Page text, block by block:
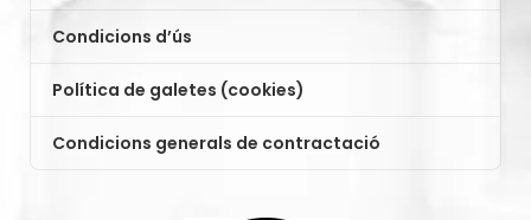
Condicions d’ús
Política de galetes (cookies)
Condicions generals de contractació